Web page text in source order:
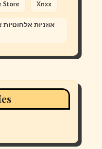
Store Xnxx
אוזניות